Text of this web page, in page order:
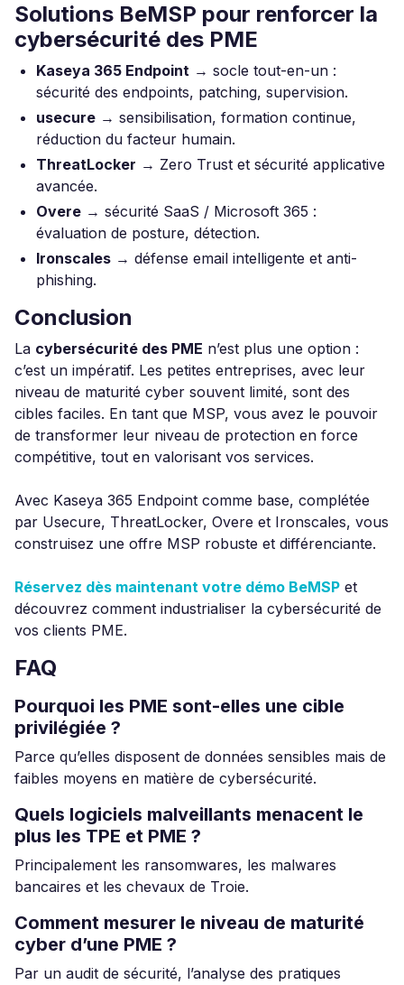
Solutions BeMSP pour renforcer la
cybersécurité des PME
Kaseya 365 Endpoint → socle tout-en-un :
sécurité des endpoints, patching, supervision.
usecure → sensibilisation, formation continue,
réduction du facteur humain.
ThreatLocker → Zero Trust et sécurité applicative
avancée.
Overe → sécurité SaaS / Microsoft 365 :
évaluation de posture, détection.
Ironscales → défense email intelligente et anti-
phishing.
Conclusion
La cybersécurité des PME n’est plus une option :
c’est un impératif. Les petites entreprises, avec leur
niveau de maturité cyber souvent limité, sont des
cibles faciles. En tant que MSP, vous avez le pouvoir
de transformer leur niveau de protection en force
compétitive, tout en valorisant vos services.
Avec Kaseya 365 Endpoint comme base, complétée
par Usecure, ThreatLocker, Overe et Ironscales, vous
construisez une offre MSP robuste et différenciante.
Réservez dès maintenant votre démo BeMSP et
découvrez comment industrialiser la cybersécurité de
vos clients PME.
FAQ
Pourquoi les PME sont-elles une cible
privilégiée ?
Parce qu’elles disposent de données sensibles mais de
faibles moyens en matière de cybersécurité.
Quels logiciels malveillants menacent le
plus les TPE et PME ?
Principalement les ransomwares, les malwares
bancaires et les chevaux de Troie.
Comment mesurer le niveau de maturité
cyber d’une PME ?
Par un audit de sécurité, l’analyse des pratiques